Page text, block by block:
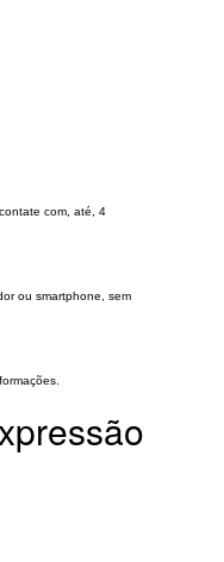
com, até, 4
ou smartphone, sem